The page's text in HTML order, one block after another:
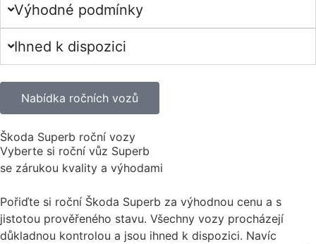
Výhodné podmínky
Ihned k dispozici
Nabídka ročních vozů
Škoda Superb roční vozy
Vyberte si roční vůz Superb
se zárukou kvality a výhodami
Pořiďte si roční Škoda Superb za výhodnou cenu a s
jistotou prověřeného stavu. Všechny vozy procházejí
důkladnou kontrolou a jsou ihned k dispozici. Navíc